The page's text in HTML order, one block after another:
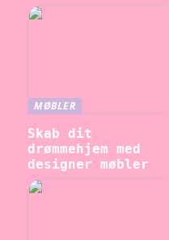
MØBLER
Skab dit
drømmehjem med
designer møbler